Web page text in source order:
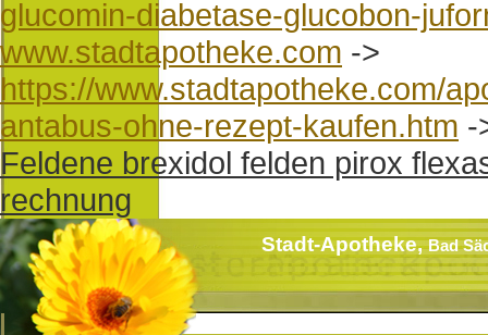
glucomin-diabetase-glucobon-
www.stadtapotheke.com ->
https://www.stadtapotheke.com/
antabus-ohne-rezept-kaufen.htm
Feldene brexidol felden pirox
rechnung
Stadt-Apotheke,Bad